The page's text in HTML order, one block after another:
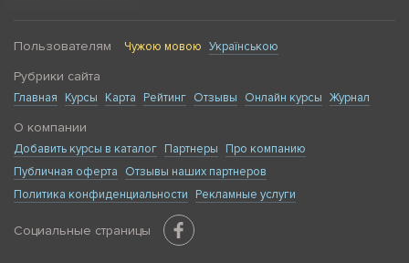
Пользователям Чужою мовою Українською
Рубрики сайта
Главная Курсы Карта Рейтинг Отзывы Онлайн курсы Журнал
О компании
Добавить курсы в каталог Партнеры
Про компанию
Публичная оферта
Отзывы наших партнеров
Политика конфиденциальности
Рекламные услуги
Социальные страницы